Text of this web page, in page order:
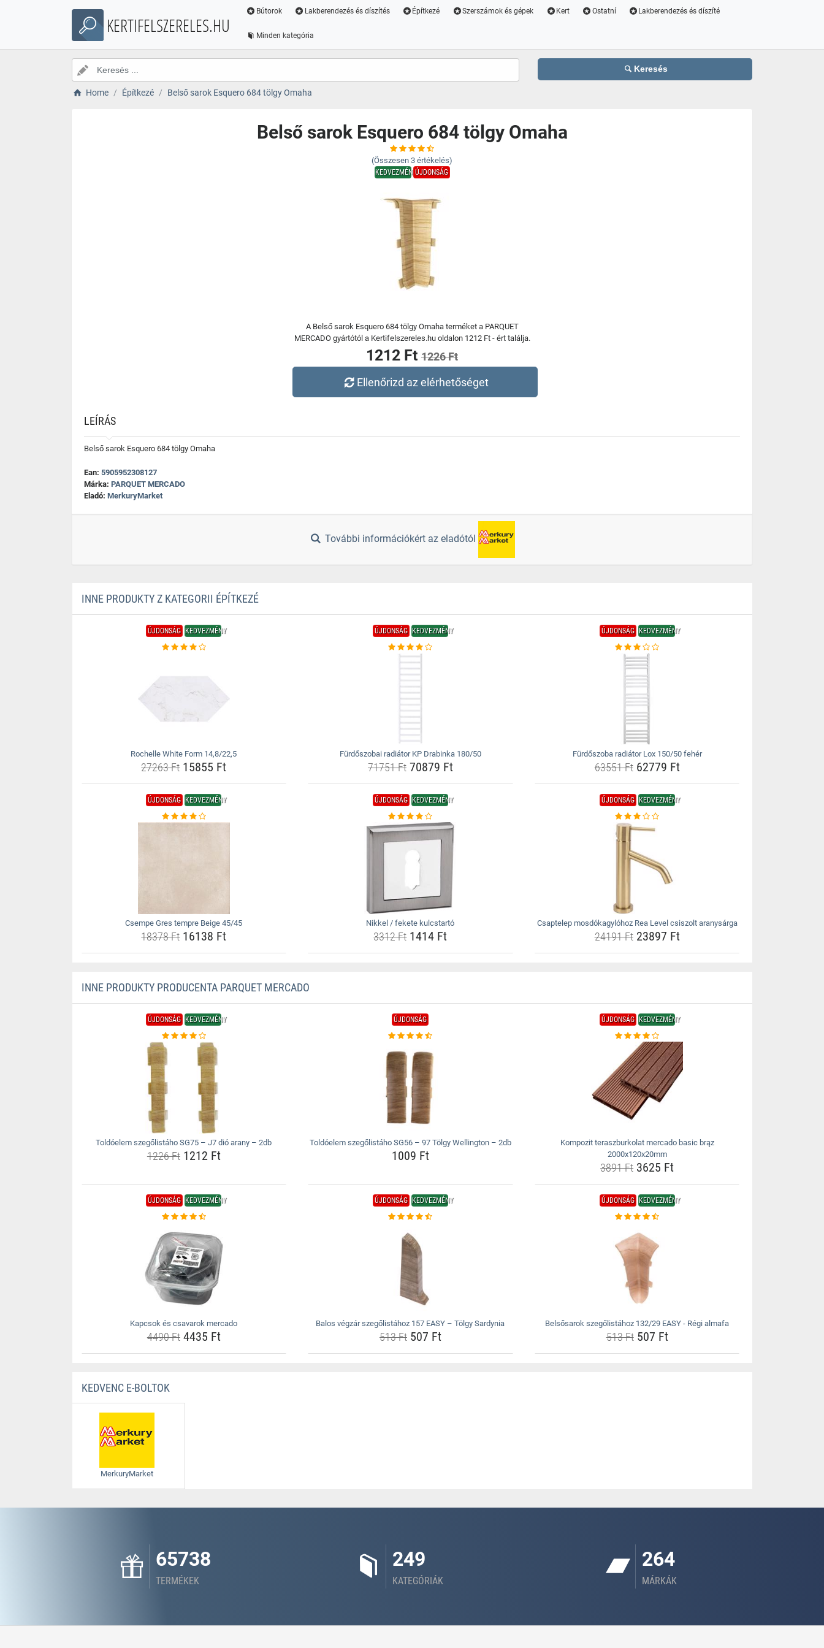
KERTIFELSZERELES.HU
Bútorok Lakberendezés és díszítés Építkezé Szerszámok és gépek Kert Ostatní Lakberendezés és díszíté
Minden kategória
Keresés
Home Építkezé Belső sarok Esquero 684 tölgy Omaha
Belső sarok Esquero 684 tölgy Omaha
(Összesen 3 értékelés)
KEDVEZMÉNYÚJDONSÁG
A Belső sarok Esquero 684 tölgy Omaha terméket a PARQUET
MERCADO gyártótól a Kertifelszereles.hu oldalon 1212 Ft - ért találja.
1212 Ft 1226 Ft
Ellenőrizd az elérhetőséget
LEÍRÁS
Belső sarok Esquero 684 tölgy Omaha
Ean: 5905952308127
Márka: PARQUET MERCADO
Eladó: MerkuryMarket
További információkért az eladótól
INNE PRODUKTY Z KATEGORII ÉPÍTKEZÉ
ÚJDONSÁG KEDVEZMÉNY
Rochelle White Form 14,8/22,5
27263 Ft15855 Ft
ÚJDONSÁG KEDVEZMÉNY
Fürdőszobai radiátor KP Drabinka 180/50
71751 Ft70879 Ft
ÚJDONSÁG KEDVEZMÉNY
Fürdőszoba radiátor Lox 150/50 fehér
63551 Ft62779 Ft
ÚJDONSÁG KEDVEZMÉNY
Csempe Gres tempre Beige 45/45
18378 Ft16138 Ft
ÚJDONSÁG KEDVEZMÉNY
Nikkel / fekete kulcstartó
3312 Ft1414 Ft
ÚJDONSÁG KEDVEZMÉNY
Csaptelep mosdókagylóhoz Rea Level csiszolt aranysárga
24191 Ft23897 Ft
INNE PRODUKTY PRODUCENTA PARQUET MERCADO
ÚJDONSÁG KEDVEZMÉNY
Toldóelem szegőlistáho SG75 – J7 dió arany – 2db
1226 Ft1212 Ft
ÚJDONSÁG
Toldóelem szegőlistáho SG56 – 97 Tölgy Wellington – 2db
1009 Ft
ÚJDONSÁG KEDVEZMÉNY
Kompozit teraszburkolat mercado basic brąz
2000x120x20mm
3891 Ft 3625 Ft
ÚJDONSÁG KEDVEZMÉNY
Kapcsok és csavarok mercado
4490 Ft4435 Ft
ÚJDONSÁG KEDVEZMÉNY
Balos végzár szegőlistához 157 EASY – Tölgy Sardynia
513 Ft507 Ft
ÚJDONSÁG KEDVEZMÉNY
Belsősarok szegőlistához 132/29 EASY - Régi almafa
513 Ft507 Ft
KEDVENC E-BOLTOK
MerkuryMarket
65738
TERMÉKEK
249
KATEGÓRIÁK
264
MÁRKÁK